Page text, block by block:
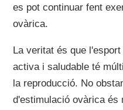
es pot continuar fent
ovàrica.
La veritat és que
activa i saludable té
la reproducció. No
d'estimulació ovàrica és